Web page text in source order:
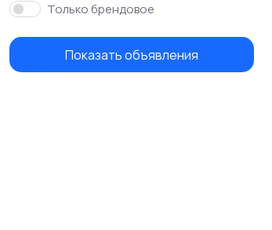
Только брендовое
Показать объявления